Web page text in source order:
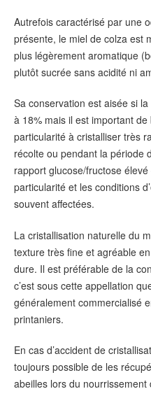
Autrefois caractérisé par une
présente, le miel de colza est
plus légèrement aromatique
plutôt sucrée sans acidité ni
Sa conservation est aisée si
à 18% mais il est important
particularité à cristalliser très
récolte ou pendant la période
rapport glucose/fructose
particularité et les conditions
souvent affectées.
La cristallisation naturelle du
texture très fine et agréable
dure. Il est préférable de la
c’est sous cette appellation
généralement commercialisé
printaniers.
En cas d’accident de
toujours possible de les
abeilles lors du nourrissement